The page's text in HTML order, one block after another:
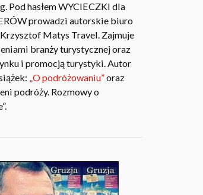
Pod hasłem WYCIECZKI dla
prowadzi autorskie biuro
Matys Travel. Zajmuje
branży turystycznej oraz
i promocją turystyki. Autor
„O podróżowaniu”oraz
podróży. Rozmowy o